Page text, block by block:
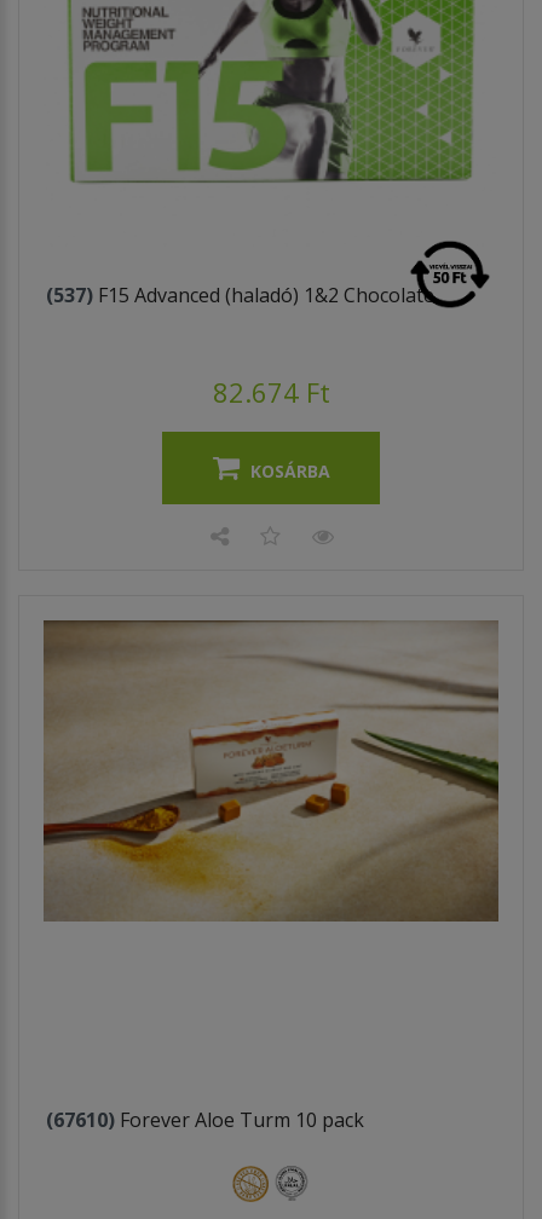
(537) F15 Advanced (haladó) 1&2 Chocolate
82.674 Ft
KOSÁRBA
(67610) Forever Aloe Turm 10 pack